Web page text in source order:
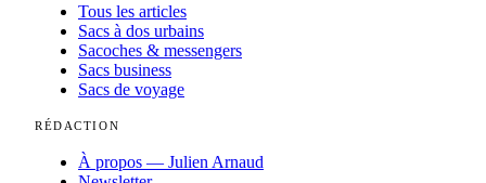
Tous les articles
Sacs à dos urbains
Sacoches & messengers
Sacs business
Sacs de voyage
RÉDACTION
À propos — Julien Arnaud